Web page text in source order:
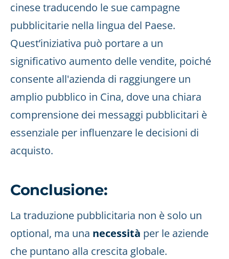
cinese traducendo le sue campagne
pubblicitarie nella lingua del Paese.
Quest’iniziativa può portare a un
significativo aumento delle vendite, poiché
consente all'azienda di raggiungere un
amplio pubblico in Cina, dove una chiara
comprensione dei messaggi pubblicitari è
essenziale per influenzare le decisioni di
acquisto.
Conclusione:
La traduzione pubblicitaria non è solo un
optional, ma una necessità per le aziende
che puntano alla crescita globale.